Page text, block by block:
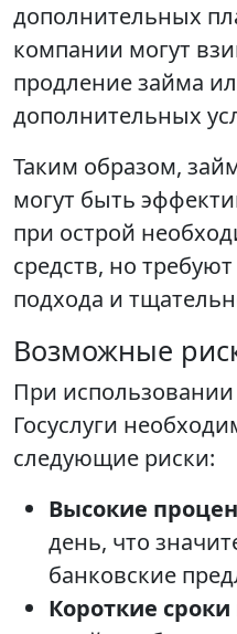
дополнительных
компании могут
продление займа
дополнительных
Таким образом,
могут быть
при острой
средств, но
подхода и
Возможные
При
Госуслуги
следующие риски:
Высокие
день, что
банковские
Короткие